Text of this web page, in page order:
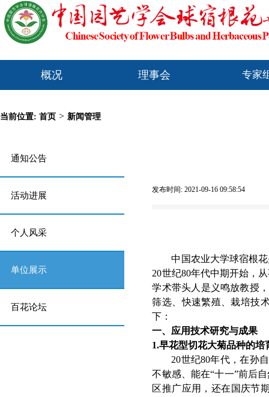
概况 理事会 专家
当前位置: 首页 > 新闻管理
通知公告
活动进展
个人风采
单位展示
百花论坛
发布时间: 2021-09-16 09:58:54
中国农业大学球宿根
20世纪80年代中期开始，
学术带头人是义鸣放教授
筛选、快速繁殖、栽培技
下：
一、应用技术研究与成果
1.早花型切花大菊品种的培
20世纪80年代，在孙
不敏感、能在“十一”前后
区推广应用，还在国庆节